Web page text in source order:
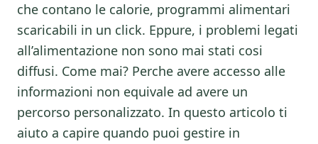
che contano le calorie, programmi alimentari
scaricabili in un click. Eppure, i problemi legati
all’alimentazione non sono mai stati cosi
diffusi. Come mai? Perche avere accesso alle
informazioni non equivale ad avere un
percorso personalizzato. In questo articolo ti
aiuto a capire quando puoi gestire in